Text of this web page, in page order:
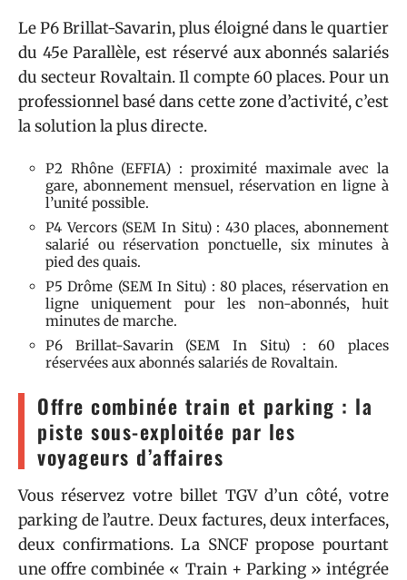
Le P6 Brillat-Savarin, plus éloigné dans le quartier
du 45e Parallèle, est réservé aux abonnés salariés
du secteur Rovaltain. Il compte 60 places. Pour un
professionnel basé dans cette zone d’activité, c’est
la solution la plus directe.
P2 Rhône (EFFIA) : proximité maximale avec la
gare, abonnement mensuel, réservation en ligne à
l’unité possible.
P4 Vercors (SEM In Situ) : 430 places, abonnement
salarié ou réservation ponctuelle, six minutes à
pied des quais.
P5 Drôme (SEM In Situ) : 80 places, réservation en
ligne uniquement pour les non-abonnés, huit
minutes de marche.
P6 Brillat-Savarin (SEM In Situ) : 60 places
réservées aux abonnés salariés de Rovaltain.
Offre combinée train et parking : la
piste sous-exploitée par les
voyageurs d’affaires
Vous réservez votre billet TGV d’un côté, votre
parking de l’autre. Deux factures, deux interfaces,
deux confirmations. La SNCF propose pourtant
une offre combinée « Train + Parking » intégrée